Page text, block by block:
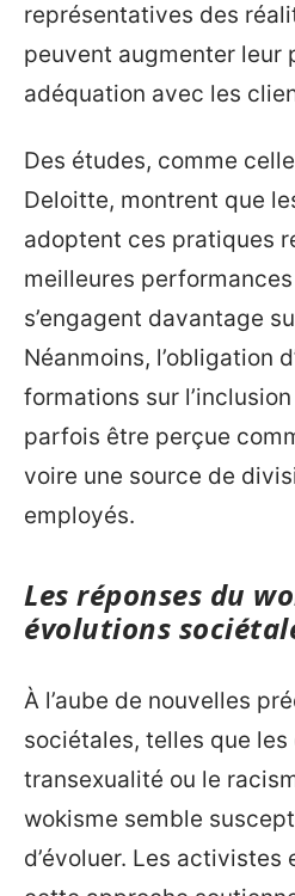
représentatives des
peuvent augmenter leur
adéquation avec les
Des études, comme
Deloitte, montrent que
adoptent ces pratiques
meilleures
s’engagent davantage
Néanmoins, l’obligation
formations sur
parfois être perçue
voire une source de
employés.
Les réponses du
évolutions
À l’aube de nouvelles
sociétales, telles que
transexualité ou le
wokisme semble
d’évoluer. Les